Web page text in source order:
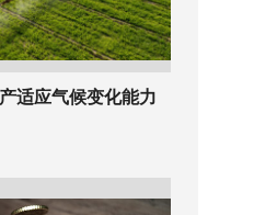
适应气候变化能力